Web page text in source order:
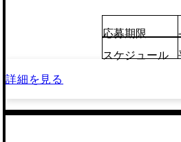
応募期限
-
スケジュール
詳細を見る